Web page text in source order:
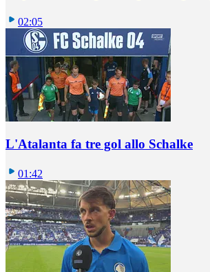
02:05
L'Atalanta fa tre gol allo Schalke
01:42